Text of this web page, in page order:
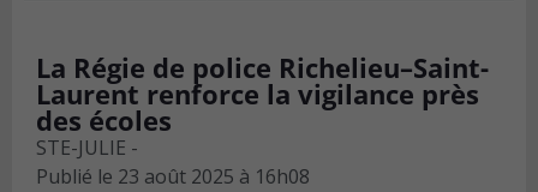
La Régie de police Richelieu–Saint-
Laurent renforce la vigilance près
des écoles
STE-JULIE -
Publié le 23 août 2025 à 16h08